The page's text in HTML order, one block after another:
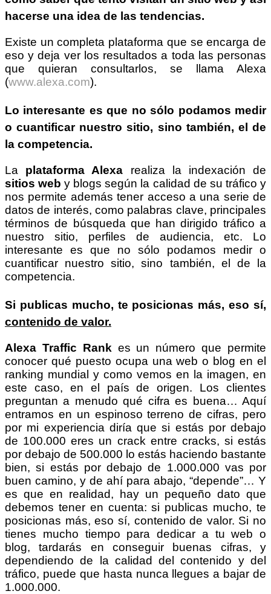
hacerse una idea de las tendencias.
Existe un completa plataforma que se encarga de
eso y deja ver los resultados a toda las personas
que quieran consultarlos, se llama Alexa
(www.alexa.com).
Lo interesante es que no sólo podamos medir
o cuantificar nuestro sitio, sino también, el de
la competencia.
La plataforma Alexa realiza la indexación de
sitios web y blogs según la calidad de su tráfico y
nos permite además tener acceso a una serie de
datos de interés, como palabras clave, principales
términos de búsqueda que han dirigido tráfico a
nuestro sitio, perfiles de audiencia, etc. Lo
interesante es que no sólo podamos medir o
cuantificar nuestro sitio, sino también, el de la
competencia.
Si publicas mucho, te posicionas más, eso sí,
contenido de valor.
Alexa Traffic Rank es un número que permite
conocer qué puesto ocupa una web o blog en el
ranking mundial y como vemos en la imagen, en
este caso, en el país de origen. Los clientes
preguntan a menudo qué cifra es buena… Aquí
entramos en un espinoso terreno de cifras, pero
por mi experiencia diría que si estás por debajo
de 100.000 eres un crack entre cracks, si estás
por debajo de 500.000 lo estás haciendo bastante
bien, si estás por debajo de 1.000.000 vas por
buen camino, y de ahí para abajo, “depende”… Y
es que en realidad, hay un pequeño dato que
debemos tener en cuenta: si publicas mucho, te
posicionas más, eso sí, contenido de valor. Si no
tienes mucho tiempo para dedicar a tu web o
blog, tardarás en conseguir buenas cifras, y
dependiendo de la calidad del contenido y del
tráfico, puede que hasta nunca llegues a bajar de
1.000.000.